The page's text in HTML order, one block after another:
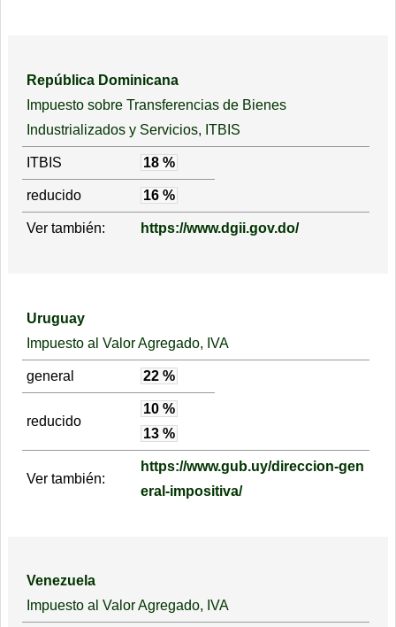
República Dominicana
Impuesto sobre Transferencias de Bienes
Industrializados y Servicios, ITBIS
ITBIS 18 %
reducido 16 %
Ver también: https://www.dgii.gov.do/
Uruguay
Impuesto al Valor Agregado, IVA
general 22 %
reducido
10 %
13 %
Ver también:
https://www.gub.uy/direccion-gen
eral-impositiva/
Venezuela
Impuesto al Valor Agregado, IVA